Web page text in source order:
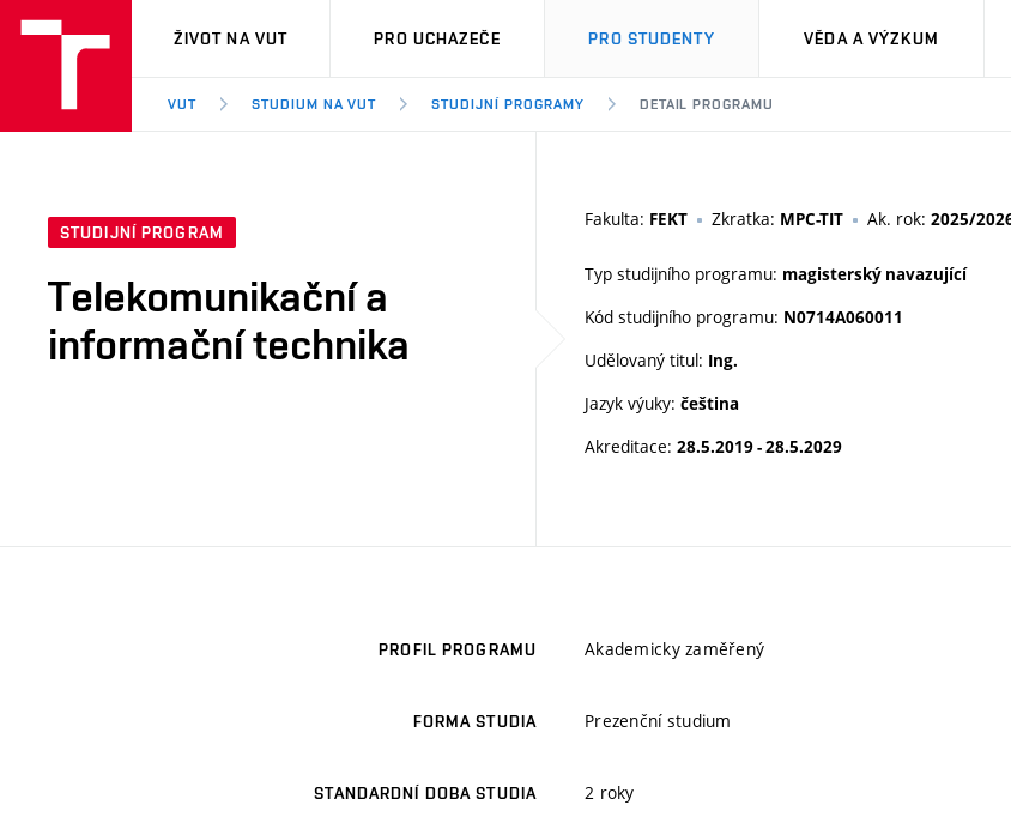
VUT
ŽIVOT NA VUT PRO UCHAZEČE PRO STUDENTY VĚDA A VÝZKUM
VUT STUDIUM NA VUT STUDIJNÍ PROGRAMY DETAIL PROGRAMU
STUDIJNÍ PROGRAM
Telekomunikační a
informační technika
Fakulta: FEKT Zkratka: MPC-TIT Ak. rok: 2025/
Typ studijního programu: magisterský navazující
Kód studijního programu: N0714A060011
Udělovaný titul: Ing.
Jazyk výuky: čeština
Akreditace: 28.5.2019 - 28.5.2029
PROFIL PROGRAMU Akademicky zaměřený
FORMA STUDIA Prezenční studium
STANDARDNÍ DOBA STUDIA 2 roky